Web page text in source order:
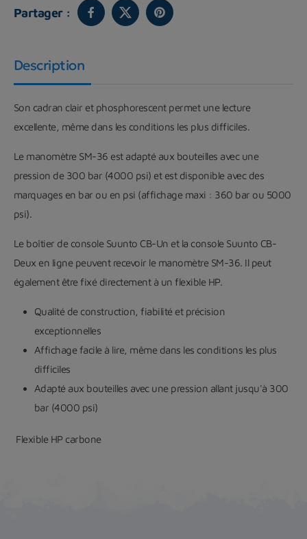
Partager :
Description
Son cadran clair et phosphorescent permet une lecture
excellente, même dans les conditions les plus difficiles.
Le manomètre SM-36 est adapté aux bouteilles avec une
pression de 300 bar (4000 psi) et est disponible avec des
marquages en bar ou en psi (affichage maxi : 360 bar ou 5000
psi).
Le boîtier de console Suunto CB-Un et la console Suunto CB-
Deux en ligne peuvent recevoir le manomètre SM-36. Il peut
également être fixé directement à un flexible HP.
Qualité de construction, fiabilité et précision
exceptionnelles
Affichage facile à lire, même dans les conditions les plus
difficiles
Adapté aux bouteilles avec une pression allant jusqu'à 300
bar (4000 psi)
Flexible HP carbone